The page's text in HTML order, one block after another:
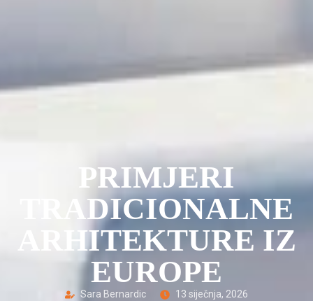
PRIMJERI
TRADICIONALNE
ARHITEKTURE IZ
EUROPE
Sara Bernardic
13 siječnja, 2026